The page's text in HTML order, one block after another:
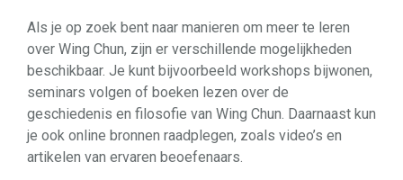
Als je op zoek bent naar manieren om meer te leren
over Wing Chun, zijn er verschillende mogelijkheden
beschikbaar. Je kunt bijvoorbeeld workshops bijwonen,
seminars volgen of boeken lezen over de
geschiedenis en filosofie van Wing Chun. Daarnaast kun
je ook online bronnen raadplegen, zoals video’s en
artikelen van ervaren beoefenaars.